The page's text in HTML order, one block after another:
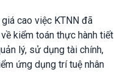
cao việc KTNN đã
kiểm toán thực hành tiết
lý, sử dụng tài chính,
ứng dụng trí tuệ nhân